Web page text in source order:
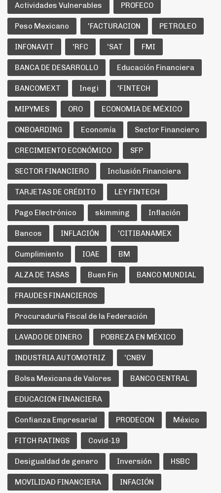
Actividades Vulnerables PROFECO
Peso Mexicano 'FACTURACION PETROLEO
INFONAVIT 'RFC 'SAT FMI
BANCA DE DESARROLLO Educación Financiera
BANCOMEXT Inegi 'FINTECH
MIPYMES ORO ECONOMIA DE MÉXICO
ONBOARDING Economía Sector Financiero
CRECIMIENTO ECONÓMICO SFP
SECTOR FINANCIERO Inclusión Financiera
TARJETAS DE CRÉDITO LEY FINTECH
Pago Electrónico skimming Inflación
Bancos INFLACIÓN 'CITIBANAMEX
Cumplimiento IOAE BM
ALZA DE TASAS Buen Fin BANCO MUNDIAL
FRAUDES FINANCIEROS
Procuraduría Fiscal de la Federación
LAVADO DE DINERO POBREZA EN MÉXICO
INDUSTRIA AUTOMOTRIZ 'CNBV
Bolsa Mexicana de Valores BANCO CENTRAL
EDUCACION FINANCIERA
Confianza Empresarial PRODECON México
FITCH RATINGS Covid-19
Desigualdad de genero Inversión HSBC
MOVILIDAD FINANCIERA INFACIÓN